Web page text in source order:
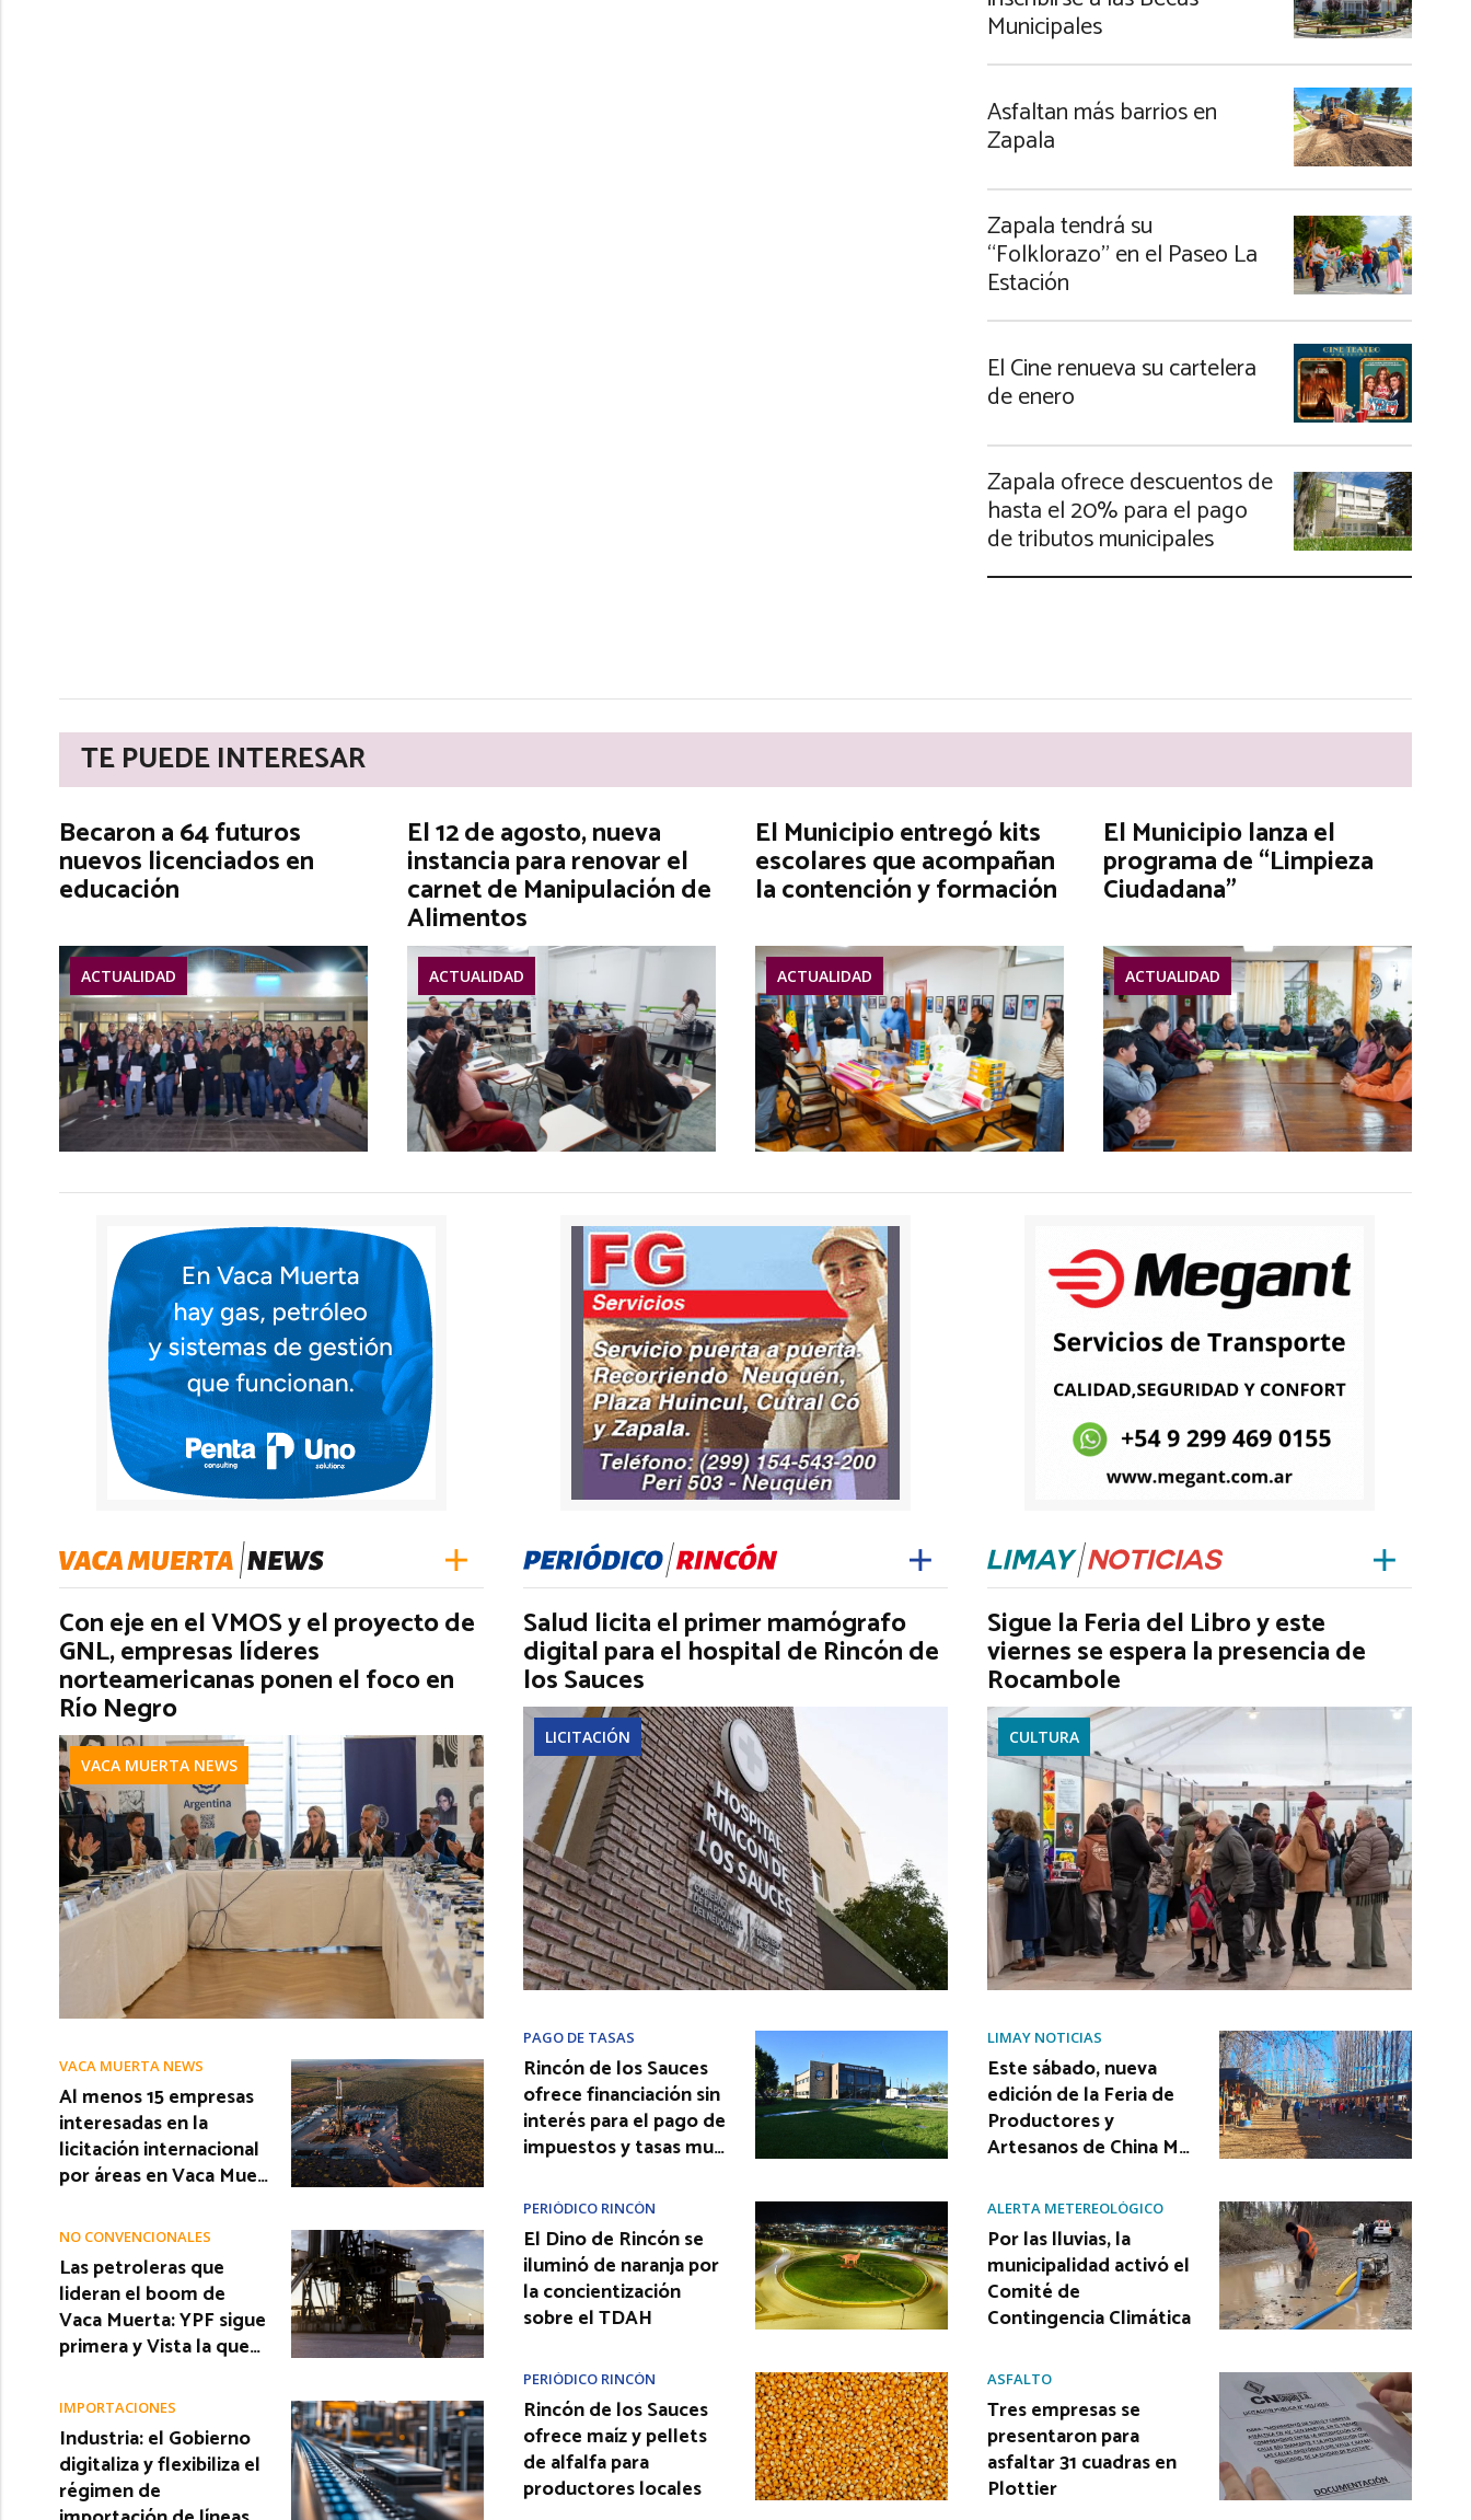
Municipales
Asfaltan más barrios en
Zapala
Zapala tendrá su
“Folklorazo” en el Paseo La
Estación
El Cine renueva su cartelera
de enero
Zapala ofrece descuentos de
hasta el 20% para el pago
de tributos municipales
TE PUEDE INTERESAR
Becaron a 64 futuros
nuevos licenciados en
educación
ACTUALIDAD
El 12 de agosto, nueva
instancia para renovar el
carnet de Manipulación de
Alimentos
ACTUALIDAD
El Municipio entregó kits
escolares que acompañan
la contención y formación
ACTUALIDAD
El Municipio lanza el
programa de “Limpieza
Ciudadana”
ACTUALIDAD
Con eje en el VMOS y el proyecto de
GNL, empresas líderes
norteamericanas ponen el foco en
Río Negro
VACA MUERTA NEWS
VACA MUERTA NEWS
Al menos 15 empresas
interesadas en la
licitación internacional
por áreas en Vaca Mue…
NO CONVENCIONALES
Las petroleras que
lideran el boom de
Vaca Muerta: YPF sigue
primera y Vista la que…
IMPORTACIONES
Industria: el Gobierno
digitaliza y flexibiliza el
régimen de
Salud licita el primer mamógrafo
digital para el hospital de Rincón de
los Sauces
LICITACIÓN
PAGO DE TASAS
Rincón de los Sauces
ofrece financiación sin
interés para el pago de
impuestos y tasas mu…
PERIÓDICO RINCÓN
El Dino de Rincón se
iluminó de naranja por
la concientización
sobre el TDAH
PERIÓDICO RINCÓN
Rincón de los Sauces
ofrece maíz y pellets
de alfalfa para
productores locales
Sigue la Feria del Libro y este
viernes se espera la presencia de
Rocambole
CULTURA
LIMAY NOTICIAS
Este sábado, nueva
edición de la Feria de
Productores y
Artesanos de China M…
ALERTA METEREOLÓGICO
Por las lluvias, la
municipalidad activó el
Comité de
Contingencia Climática
ASFALTO
Tres empresas se
presentaron para
asfaltar 31 cuadras en
Plottier